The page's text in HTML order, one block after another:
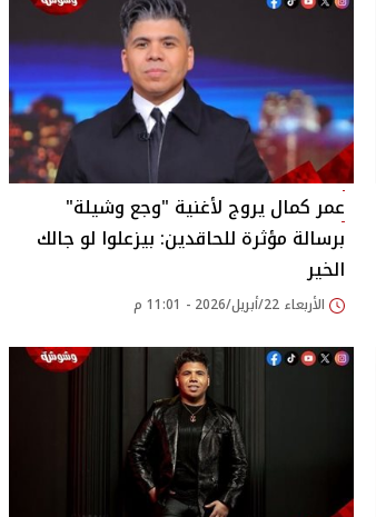
عمر كمال يروج لأغنية "وجع وشيلة"
برسالة مؤثرة للحاقدين: بيزعلوا لو جالك
الخير
الأربعاء 22/أبريل/2026 - 11:01 م